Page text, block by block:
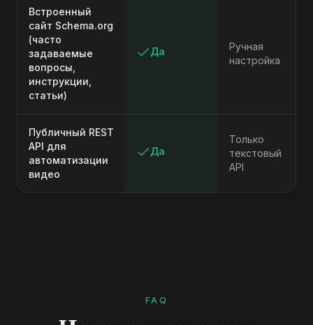
Встроенный
сайт Schema.org
(часто
задаваемые
вопросы,
инструкции,
статьи)
Да
Ручная
настройка
Публичный REST
API для
автоматизации
видео
Да
Только
текстовый
API
FAQ